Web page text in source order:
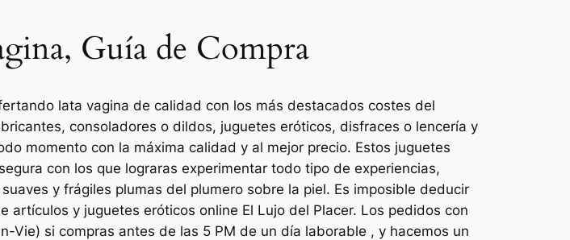
Guía de Compra
lata vagina de calidad con los más destacados costes del
consoladores o dildos, juguetes eróticos, disfraces o lencería y
momento con la máxima calidad y al mejor precio. Estos juguetes
con los que lograras experimentar todo tipo de experiencias,
y frágiles plumas del plumero sobre la piel. Es imposible deducir
y juguetes eróticos online El Lujo del Placer. Los pedidos con
si compras antes de las 5 PM de un día laborable , y hacemos un